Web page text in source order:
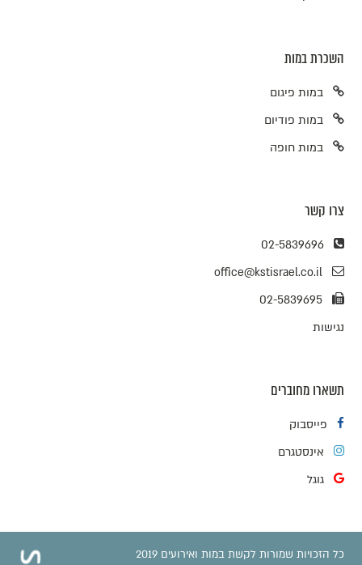
השכרת במות
במות פיגום
במות פודיום
במות חופה
צרו קשר
02-5839696
office@kstisrael.co.il
02-5839695
נגישות
תשארו מחוברים
פייסבוק
אינסטגרם
גוגל
כל הזכויות שמורות לקשת במות ואירועים 2019